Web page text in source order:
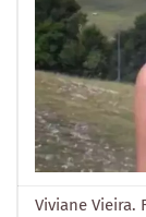
Viviane Vieira.